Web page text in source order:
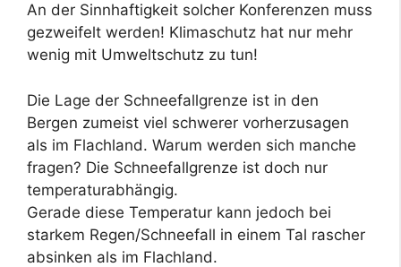
An der Sinnhaftigkeit solcher Konferenzen muss
gezweifelt werden! Klimaschutz hat nur mehr
wenig mit Umweltschutz zu tun!
Die Lage der Schneefallgrenze ist in den
Bergen zumeist viel schwerer vorherzusagen
als im Flachland. Warum werden sich manche
fragen? Die Schneefallgrenze ist doch nur
temperaturabhängig.
Gerade diese Temperatur kann jedoch bei
starkem Regen/Schneefall in einem Tal rascher
absinken als im Flachland.